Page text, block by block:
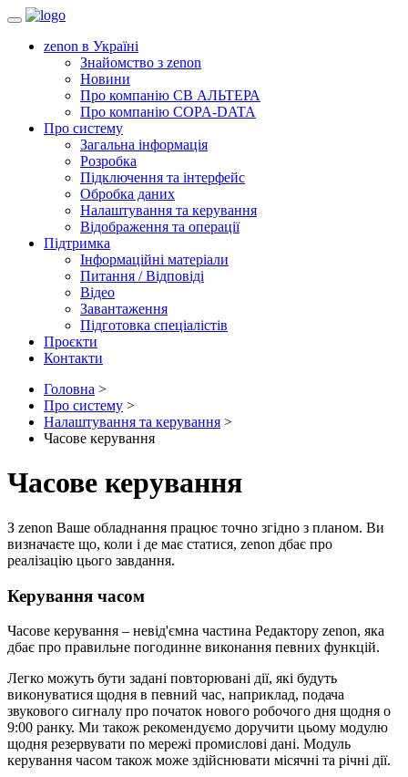
Toggle
zenon в Україні
Знайомство з zenon
Новини
Про компанію СВ АЛЬТЕРА
Про компанію COPA-DATA
Про систему
Загальна інформація
Розробка
Підключення та інтерфейс
Обробка даних
Налаштування та керування
Відображення та операції
Підтримка
Інформаційні матеріали
Питання / Відповіді
Відео
Завантаження
Підготовка спеціалістів
Проєкти
Контакти
Головна >
Про систему >
Налаштування та керування >
Часове керування
Часове керування
З zenon Ваше обладнання працює точно згідно з планом. Ви
визначаєте що, коли і де має статися, zenon дбає про
реалізацію цього завдання.
Керування часом
Часове керування – невід'ємна частина Редактору zenon, яка
дбає про правильне погодинне виконання певних функцій.
Легко можуть бути задані повторювані дії, які будуть
виконуватися щодня в певний час, наприклад, подача
звукового сигналу про початок нового робочого дня щодня о
9:00 ранку. Ми також рекомендуємо доручити цьому модулю
щодня резервувати по мережі промислові дані. Модуль
керування часом також може здійснювати місячні та річні дії.